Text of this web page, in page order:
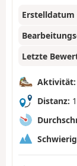
Erstelldatum
Letzte
Aktivität:
Distanz: